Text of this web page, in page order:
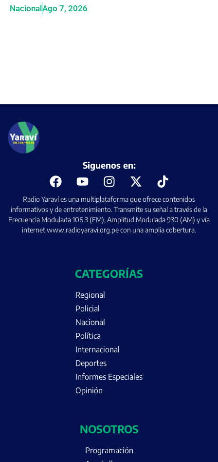
NacionalAgo 7, 2026
Radio Yaraví es una multiplataforma que ofrece contenidos
informativos y de entretenimiento. Transmite su señal a través de la
Frecuencia Modulada 106.3 (FM), Amplitud Modulada 930 (AM) y vía
internet www.radioyaravi.org.pe con una amplia cobertura.
Siguenos en:
CATEGORÍAS
Regional
Policial
Nacional
Política
Internacional
Deportes
Informes Especiales
Opinión
NOSOTROS
Programación